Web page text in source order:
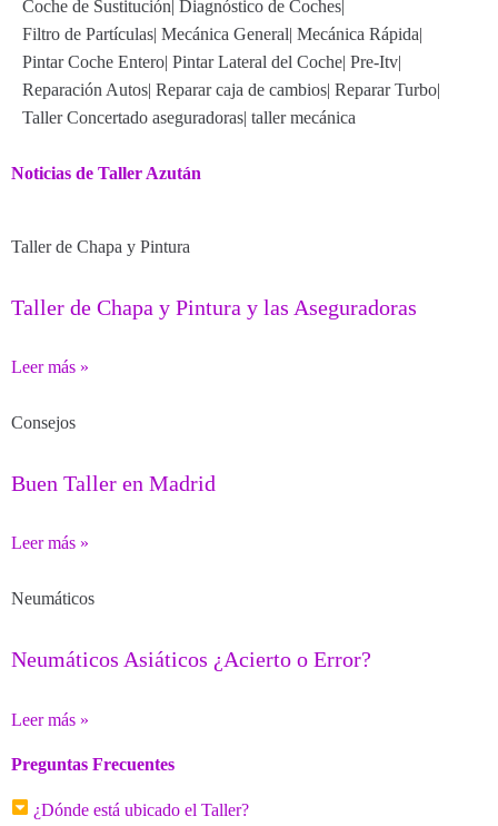
Coche de Sustitución Diagnóstico de Coches
Filtro de Partículas| Mecánica General| Mecánica Rápida|
Pintar Coche Entero| Pintar Lateral del Coche| Pre-Itv|
Reparación Autos| Reparar caja de cambios| Reparar Turbo|
Taller Concertado aseguradoras| taller mecánica
Noticias de Taller Azután
Taller de Chapa y Pintura
Taller de Chapa y Pintura y las Aseguradoras
Leer más »
Consejos
Buen Taller en Madrid
Leer más »
Neumáticos
Neumáticos Asiáticos ¿Acierto o Error?
Leer más »
Preguntas Frecuentes
¿Dónde está ubicado el Taller?